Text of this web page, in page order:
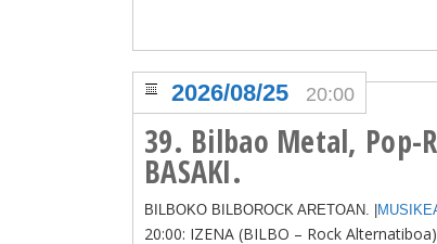
39. Bilbao Metal, Pop-
BASAKI.
2026/08/25 20:00
BILBOKO BILBOROCK ARETOAN. |
20:00: IZENA (BILBO – Rock